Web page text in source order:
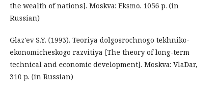
the wealth of nations]. Moskva: Eksmo. 1056 p. (in
Russian)
Glaz'ev S.Y. (1993). Teoriya dolgosrochnogo tekhniko-
ekonomicheskogo razvitiya [The theory of long-term
technical and economic development]. Moskva: VlaDar,
310 p. (in Russian)